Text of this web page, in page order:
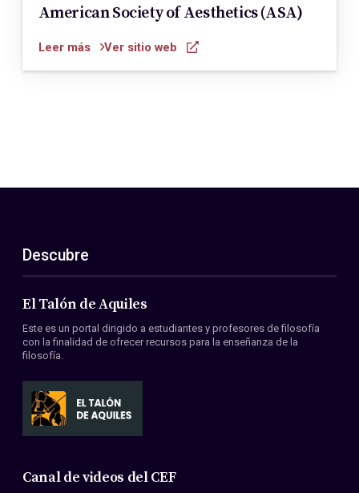
American Society of Aesthetics (ASA)
Leer más Ver sitio web
Descubre
El Talón de Aquiles
Este es un portal dirigido a estudiantes y profesores de filosofía
con la finalidad de ofrecer recursos para la enseñanza de la
filosofía.
Canal de videos del CEF